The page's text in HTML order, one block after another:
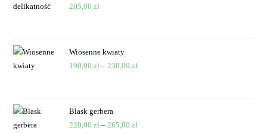
205,00zł
Wiosenne kwiaty
190,00zł – 230,00zł
Blask gerbera
220,00zł – 265,00zł